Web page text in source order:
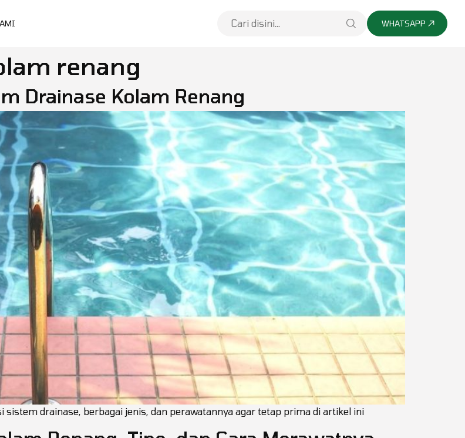
WHATSAPP
renang
Drainase Kolam Renang
drainase, berbagai jenis, dan perawatannya agar tetap prima di artikel ini